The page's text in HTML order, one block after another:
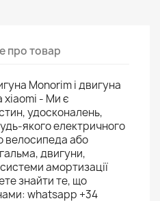
про товар
Monorim і двигуна
xiaomi - Ми є
удосконалень,
якого електричного
велосипеда або
двигуни,
амортизації
знайти те, що
whatsapp +34